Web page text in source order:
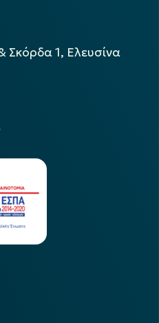
Σκόρδα 1, Ελευσίνα